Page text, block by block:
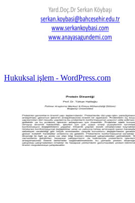
Hukuksal işlem - WordPress.com